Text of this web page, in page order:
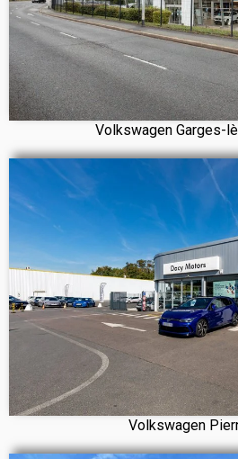
Volkswagen Garges-
Volkswagen